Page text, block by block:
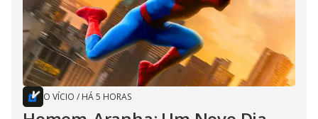
O VÍCIO / HÁ 5 HORAS